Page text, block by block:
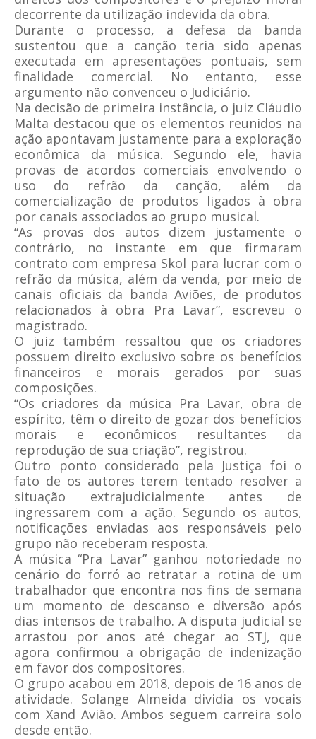
decorrente da utilização indevida da obra.
Durante o processo, a defesa da banda
sustentou que a canção teria sido apenas
executada em apresentações pontuais, sem
finalidade comercial. No entanto, esse
argumento não convenceu o Judiciário.
Na decisão de primeira instância, o juiz Cláudio
Malta destacou que os elementos reunidos na
ação apontavam justamente para a exploração
econômica da música. Segundo ele, havia
provas de acordos comerciais envolvendo o
uso do refrão da canção, além da
comercialização de produtos ligados à obra
por canais associados ao grupo musical.
“As provas dos autos dizem justamente o
contrário, no instante em que firmaram
contrato com empresa Skol para lucrar com o
refrão da música, além da venda, por meio de
canais oficiais da banda Aviões, de produtos
relacionados à obra Pra Lavar”, escreveu o
magistrado.
O juiz também ressaltou que os criadores
possuem direito exclusivo sobre os benefícios
financeiros e morais gerados por suas
composições.
“Os criadores da música Pra Lavar, obra de
espírito, têm o direito de gozar dos benefícios
morais e econômicos resultantes da
reprodução de sua criação”, registrou.
Outro ponto considerado pela Justiça foi o
fato de os autores terem tentado resolver a
situação extrajudicialmente antes de
ingressarem com a ação. Segundo os autos,
notificações enviadas aos responsáveis pelo
grupo não receberam resposta.
A música “Pra Lavar” ganhou notoriedade no
cenário do forró ao retratar a rotina de um
trabalhador que encontra nos fins de semana
um momento de descanso e diversão após
dias intensos de trabalho. A disputa judicial se
arrastou por anos até chegar ao STJ, que
agora confirmou a obrigação de indenização
em favor dos compositores.
O grupo acabou em 2018, depois de 16 anos de
atividade. Solange Almeida dividia os vocais
com Xand Avião. Ambos seguem carreira solo
desde então.